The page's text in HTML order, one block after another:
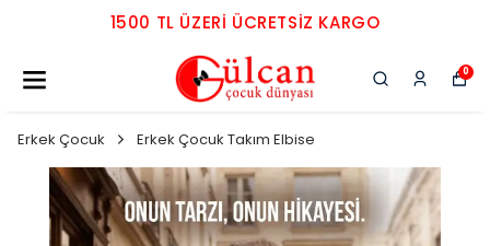
1500 TL ÜZERI ÜCRETSIZ KARGO
0
Erkek Çocuk Erkek Çocuk Takım Elbise